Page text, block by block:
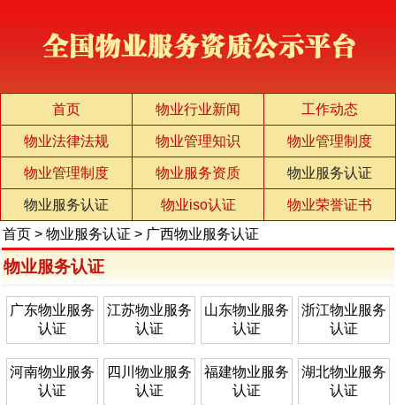
首页 物业行业新闻 工作动态
物业法律法规 物业管理知识 物业管理制度
物业管理制度 物业服务资质 物业服务认证
物业服务认证 物业iso认证
物业荣誉证书
首页 > 物业服务认证 > 广西物业服务认证
物业服务认证
广东物业服务
认证
江苏物业服务
认证
山东物业服务
认证
浙江物业服务
认证
河南物业服务
认证
四川物业服务
认证
福建物业服务
认证
湖北物业服务
认证